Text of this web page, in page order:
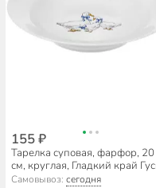
155 ₽
Тарелка суповая, фарфор, 20
см, круглая, Гладкий край
Дулевский фарфор, 101922
Самовывоз:сегодня